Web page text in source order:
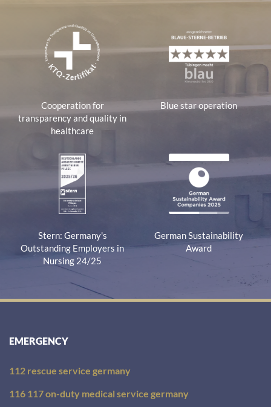
Cooperation for
transparency and quality in
healthcare
Blue star operation
Stern: Germany's
Outstanding Employers in
Nursing 24/25
German Sustainability
Award
EMERGENCY
112 rescue service germany
116 117 on-duty medical service germany